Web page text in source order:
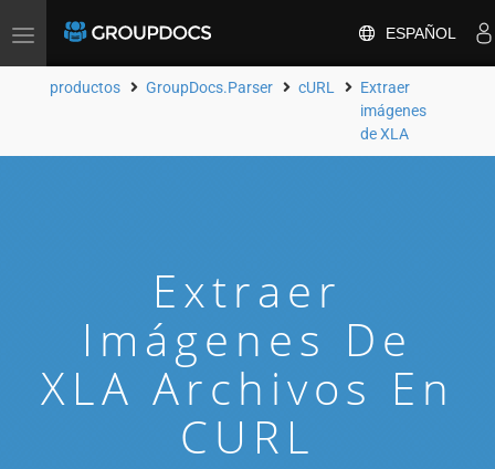
Toggle
ESPAÑOL
productos GroupDocs.Parser cURL
Extraer
imágenes
de XLA
Extraer
Imágenes De
XLA Archivos En
CURL